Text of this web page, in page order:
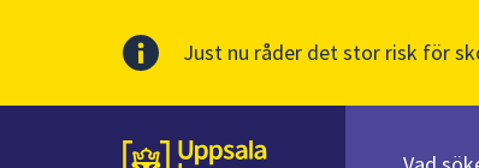
Just nu råder det stor risk för
huvudinnehåll